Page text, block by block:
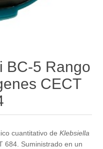
BC-5 Rango
CECT
cuantitativo de Klebsiella
684. Suministrado en un